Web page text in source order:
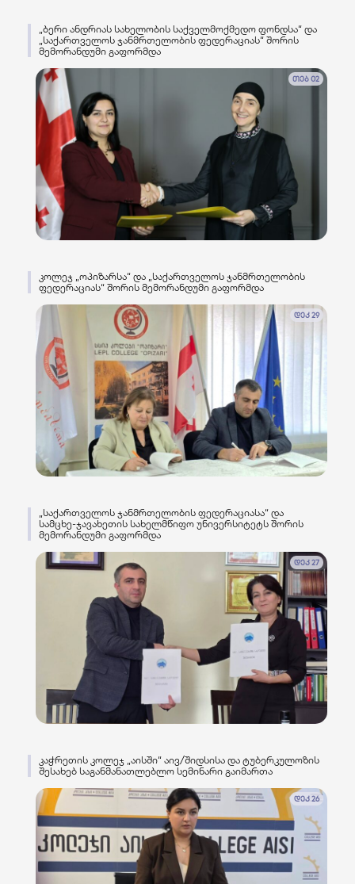
„ბერი ანდრიას სახელობის საქველმოქმედო ფონდსა“ და
„საქართველოს ჯანმრთელობის ფედერაციას“ შორის
მემორანდუმი გაფორმდა
თებ 02
კოლეჯ „ოპიზარსა“ და „საქართველოს ჯანმრთელობის
ფედერაციას“ შორის მემორანდუმი გაფორმდა
დეკ 29
„საქართველოს ჯანმრთელობის ფედერაციასა“ და
სამცხე-ჯავახეთის სახელმწიფო უნივერსიტეტს შორის
მემორანდუმი გაფორმდა
დეკ 27
კაჭრეთის კოლეჯ „აისში“ აივ/შიდსისა და ტუბერკულოზის
შესახებ საგანმანათლებლო სემინარი გაიმართა
დეკ 26